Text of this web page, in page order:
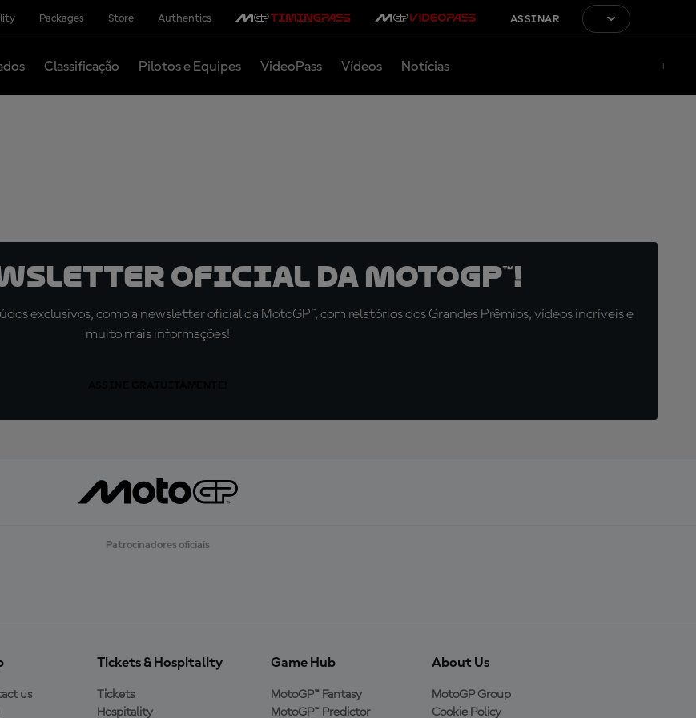
Packages Store Authentics ASSINAR
Classificação Pilotos e Equipes VideoPass Vídeos Notícias
oficial da MotoGP™!
exclusivos, como a newsletter oficial da MotoGP™, com relatórios dos Grandes Prêmios, vídeos incríveis e
muito mais informações!
Patrocinadores oficiais
us
Tickets & Hospitality
Tickets
Hospitality
Game Hub
MotoGP™ Fantasy
MotoGP™ Predictor
About Us
MotoGP Group
Cookie Policy